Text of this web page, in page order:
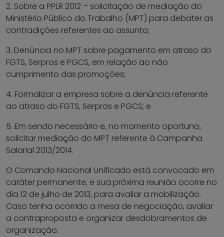
2. Sobre a PPLR 2012 – solicitação de mediação do
Ministério Público do Trabalho (MPT) para debater as
contradições referentes ao assunto;
3. Denúncia no MPT sobre pagamento em atraso do
FGTS, Serpros e PGCS, em relação ao não
cumprimento das promoções;
4. Formalizar a empresa sobre a denúncia referente
ao atraso do FGTS, Serpros e PGCS; e
5. Em sendo necessário e, no momento oportuno,
solicitar mediação do MPT referente à Campanha
Salarial 2013/2014.
O Comando Nacional Unificado está convocado em
caráter permanente, e sua próxima reunião ocorre no
dia 12 de julho de 2013, para avaliar a mobilização.
Caso tenha ocorrido a mesa de negociação, avaliar
a contraproposta e organizar desdobramentos de
organização.